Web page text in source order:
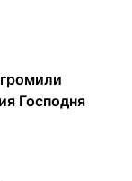
Господня